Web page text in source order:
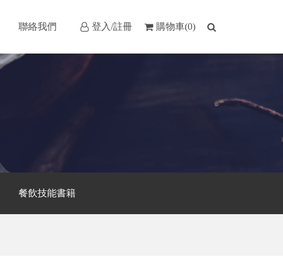
聯絡我們 登入/註冊 購物車(0)
餐飲技能書籍